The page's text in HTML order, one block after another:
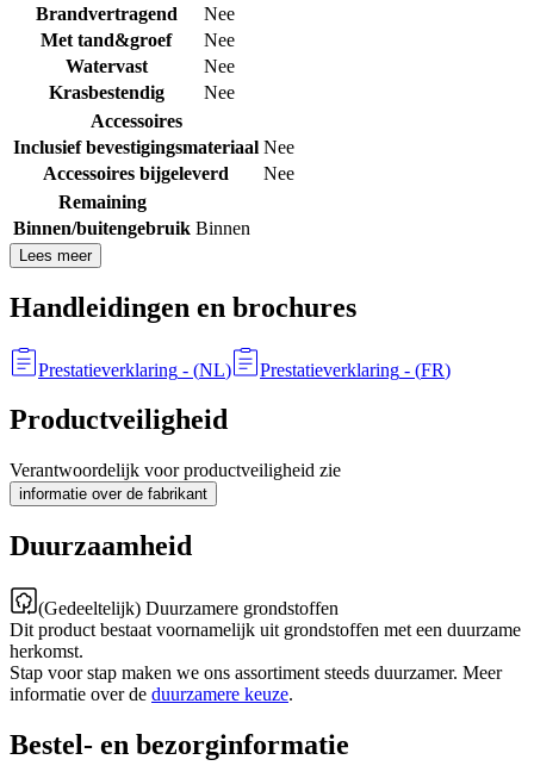
Brandvertragend
Nee
Met tand&groef
Nee
Watervast
Nee
Krasbestendig
Nee
Accessoires
Inclusief bevestigingsmateriaal Nee
Accessoires bijgeleverd
Nee
Remaining
Binnen/buitengebruik Binnen
Lees meer
Handleidingen en brochures
Prestatieverklaring - (NL) Prestatieverklaring - (FR)
Productveiligheid
Verantwoordelijk voor productveiligheid zie
informatie over de fabrikant
Duurzaamheid
(Gedeeltelijk) Duurzamere grondstoffen
Dit product bestaat voornamelijk uit grondstoffen met een duurzame
herkomst.
Stap voor stap maken we ons assortiment steeds duurzamer. Meer
informatie over de duurzamere keuze.
Bestel- en bezorginformatie